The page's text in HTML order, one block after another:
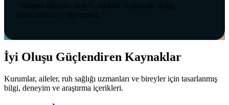
“Bilişsel eğitimin hedefi, dikkati ‘toplamak’ değil,
yönlendirmeyi öğretmekti.”
İyi Oluşu Güçlendiren Kaynaklar
Kurumlar, aileler, ruh sağlığı uzmanları ve bireyler için tasarlanmış
bilgi, deneyim ve araştırma içerikleri.